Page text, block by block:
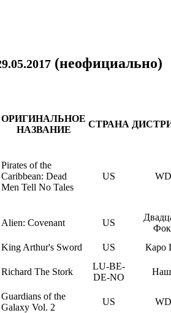
(неофициально)
ОРИГИНАЛЬНОЕ
НАЗВАНИЕ
СТРАНА
Pirates of the
Caribbean: Dead
Men Tell No Tales
US
Alien: Covenant US
King Arthur's Sword US Каро
Richard The Stork
LU-BE-
DE-NO
Guardians of the
Galaxy Vol. 2
US